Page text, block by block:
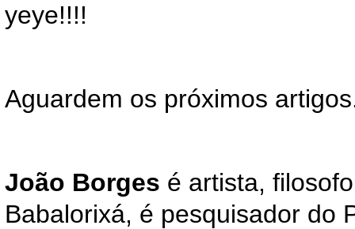
yeye!!!!
Aguardem os próximos
João Borges é artista,
Babalorixá, é pesquisador do